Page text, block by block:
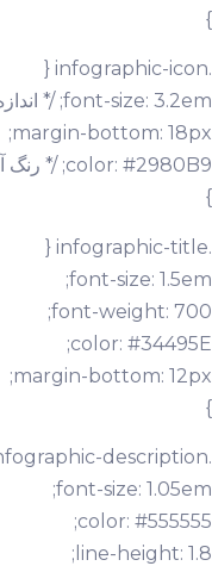
}
.infographic-icon {
font-size: 3.2em; /* اندازه بزرگ برای ایموجی */
margin-bottom: 18px;
color: #2980B9; /* رنگ آبی برای آیکون‌ها */
}
.infographic-title {
font-size: 1.5em;
font-weight: 700;
color: #34495E;
margin-bottom: 12px;
}
.infographic-description {
font-size: 1.05em;
color: #555555;
line-height: 1.8;